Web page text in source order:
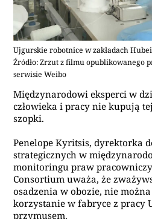
Ujgurskie robotnice w zakładach
Źródło: Zrzut z filmu opublikowanego
serwisie Weibo
Międzynarodowi eksperci w
człowieka i pracy nie kupują
szopki.
Penelope Kyritsis, dyrektorka
strategicznych w
monitoringu praw
Consortium uważa, że
osadzenia w obozie, nie
korzystanie w fabryce z pracy
przymusem.